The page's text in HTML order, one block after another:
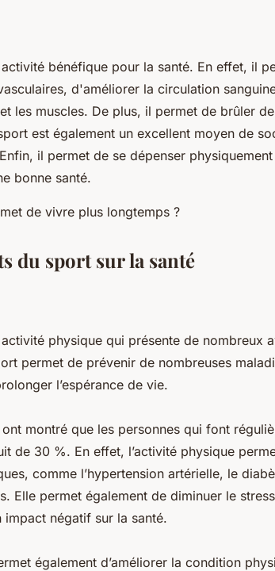
bénéfique pour la santé. En effet, il
d'améliorer la circulation
les muscles. De plus, il permet de brûler
est également un excellent moyen de
il permet de se dépenser
bonne santé.
du sport sur la santé
physique qui présente de nombreux
permet de prévenir de nombreuses
l’espérance de vie.
ont montré que les personnes qui font
de 30 %. En effet, l’activité physique
comme l’hypertension artérielle, le
Elle permet également de diminuer le
impact négatif sur la santé.
également d’améliorer la condition